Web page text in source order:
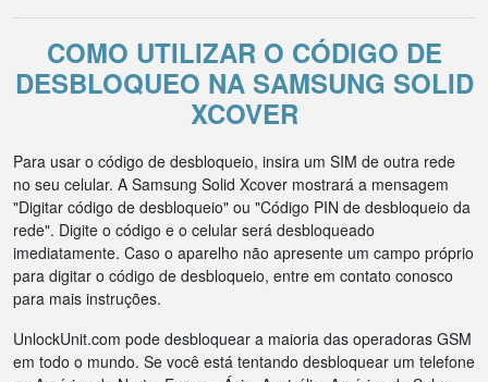
COMO UTILIZAR O CÓDIGO DE
DESBLOQUEO NA SAMSUNG SOLID
XCOVER
Para usar o código de desbloqueio, insira um SIM de outra rede
no seu celular. A Samsung Solid Xcover mostrará a mensagem
"Digitar código de desbloqueio" ou "Código PIN de desbloqueio da
rede". Digite o código e o celular será desbloqueado
imediatamente. Caso o aparelho não apresente um campo próprio
para digitar o código de desbloqueio, entre em contato conosco
para mais instruções.
UnlockUnit.com pode desbloquear a maioria das operadoras GSM
em todo o mundo. Se você está tentando desbloquear um telefone